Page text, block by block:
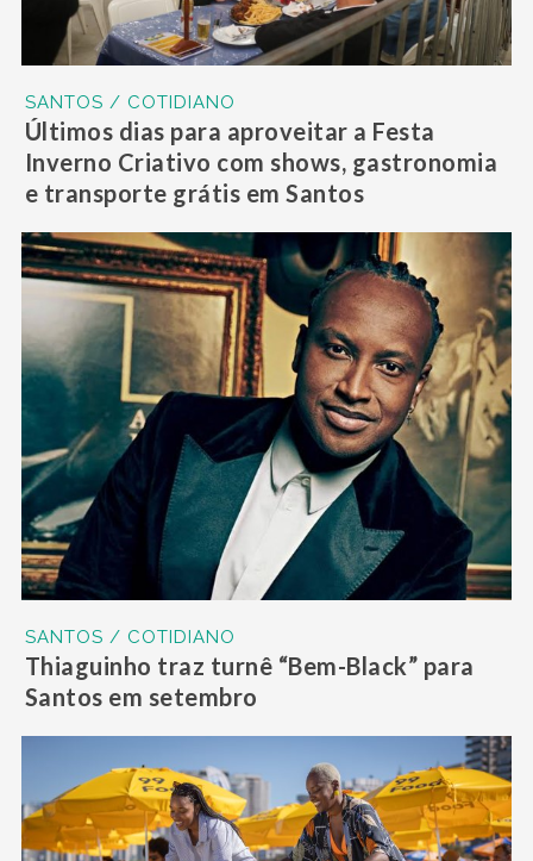
SANTOS / COTIDIANO
Últimos dias para aproveitar a Festa
Inverno Criativo com shows, gastronomia
e transporte grátis em Santos
SANTOS / COTIDIANO
Thiaguinho traz turnê “Bem-Black” para
Santos em setembro